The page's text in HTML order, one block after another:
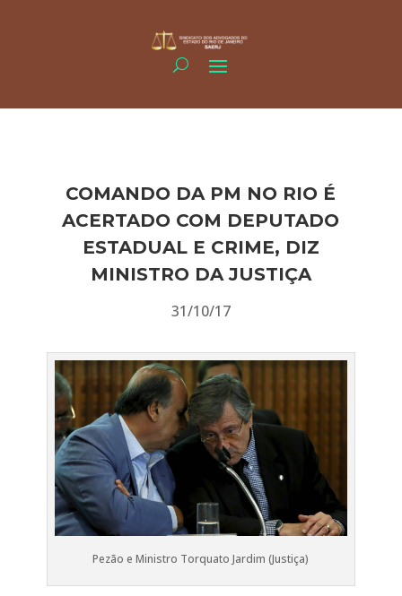
COMANDO DA PM NO RIO É
ACERTADO COM DEPUTADO
ESTADUAL E CRIME, DIZ
MINISTRO DA JUSTIÇA
31/10/17
Pezão e Ministro Torquato Jardim (Justiça)